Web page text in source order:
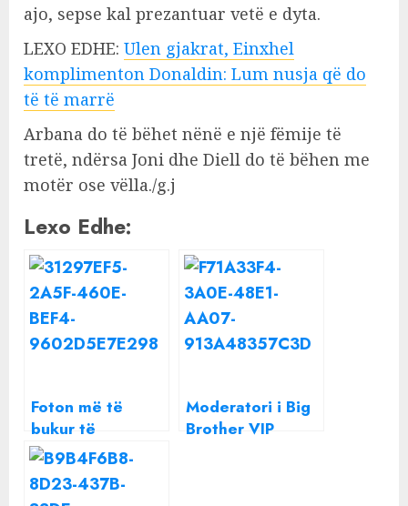
ajo, sepse kal prezantuar vetë e dyta.
LEXO EDHE: Ulen gjakrat, Einxhel
komplimenton Donaldin: Lum nusja që do
të të marrë
Arbana do të bëhet nënë e një fëmije të
tretë, ndërsa Joni dhe Diell do të bëhen me
motër ose vëlla./g.j
Lexo Edhe:
Foton më të
bukur të
fundjavës e
postoi Arbana
Osmani!
Moderatori i Big
Brother VIP